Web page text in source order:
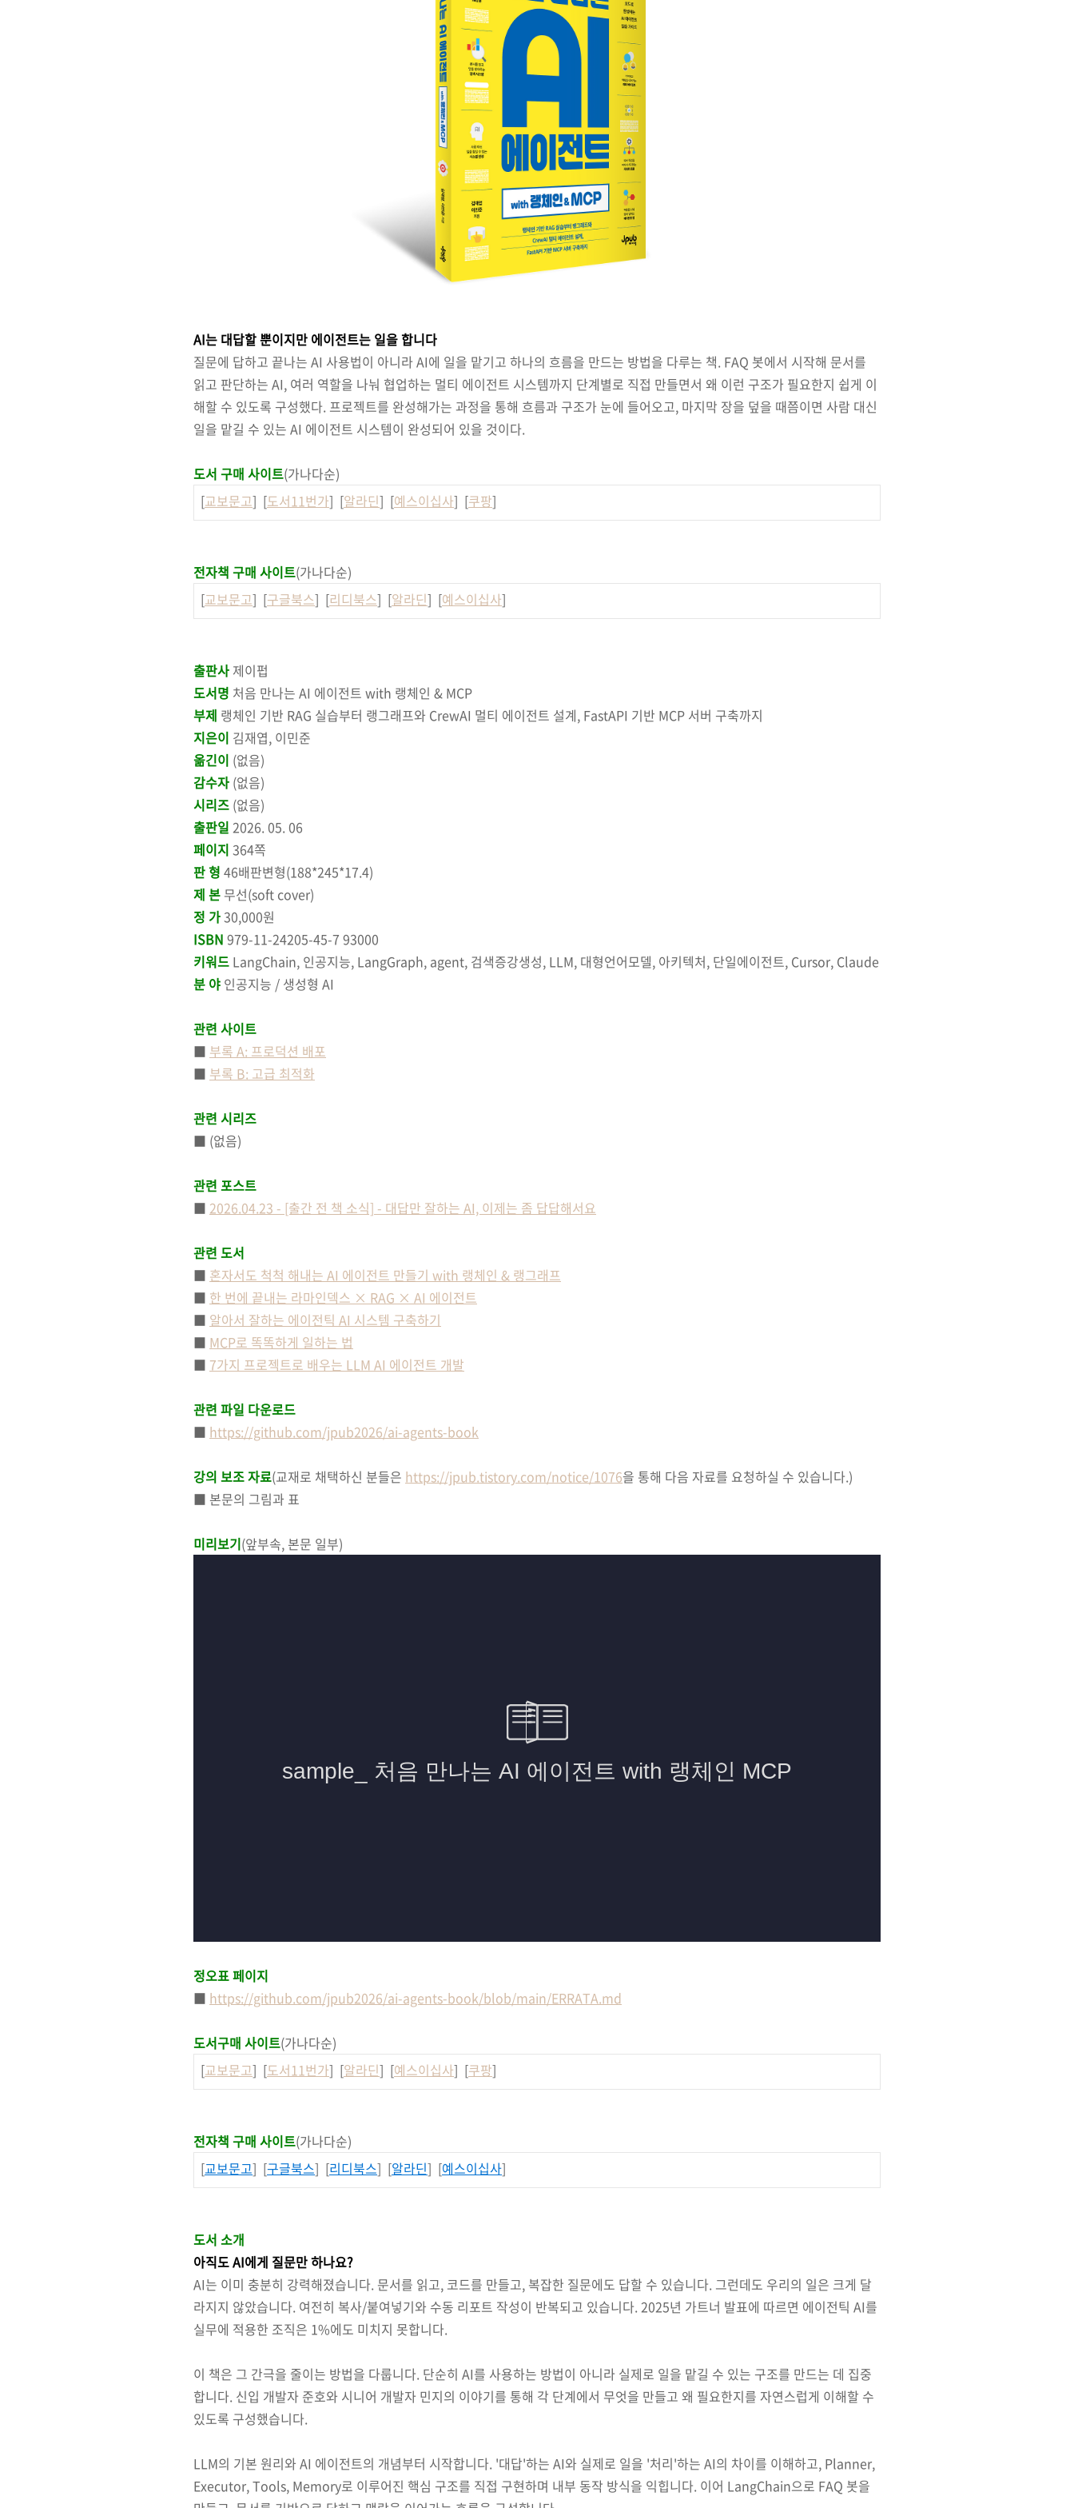
AI는 대답할 뿐이지만 에이전트는 일을 합니다
질문에 답하고 끝나는 AI 사용법이 아니라 AI에 일을 맡기고 하나의 흐름을 만드는 방법을 다루는 책. FAQ 봇에서 시작해 문서를
읽고 판단하는 AI, 여러 역할을 나눠 협업하는 멀티 에이전트 시스템까지 단계별로 직접 만들면서 왜 이런 구조가 필요한지 쉽게 이
해할 수 있도록 구성했다. 프로젝트를 완성해가는 과정을 통해 흐름과 구조가 눈에 들어오고, 마지막 장을 덮을 때쯤이면 사람 대신
일을 맡길 수 있는 AI 에이전트 시스템이 완성되어 있을 것이다.
도서 구매 사이트(가나다순)
[교보문고] [도서11번가] [알라딘] [예스이십사] [쿠팡]
전자책 구매 사이트(가나다순)
[교보문고] [구글북스] [리디북스] [알라딘] [예스이십사]
출판사 제이펍
도서명 처음 만나는 AI 에이전트 with 랭체인 & MCP
부제 랭체인 기반 RAG 실습부터 랭그래프와 CrewAI 멀티 에이전트 설계, FastAPI 기반 MCP 서버 구축까지
지은이 김재엽, 이민준
옮긴이 (없음)
감수자 (없음)
시리즈 (없음)
출판일 2026. 05. 06
페이지 364쪽
판 형 46배판변형(188*245*17.4)
제 본 무선(soft cover)
정 가30,000원
ISBN 979-11-24205-45-7 93000
키워드 LangChain, 인공지능, LangGraph, agent, 검색증강생성, LLM, 대형언어모델, 아키텍처, 단일에이전트, Cursor, Claude
분 야 인공지능 / 생성형 AI
관련 사이트
■ 부록 A: 프로덕션 배포
■ 부록 B: 고급 최적화
관련 시리즈
■ (없음)
관련 포스트
■ 2026.04.23 - [출간 전 책 소식] - 대답만 잘하는 AI, 이제는 좀 답답해서요
관련 도서
■ 혼자서도 척척 해내는 AI 에이전트 만들기 with 랭체인 & 랭그래프
■ 한 번에 끝내는 라마인덱스 × RAG × AI 에이전트
■ 알아서 잘하는 에이전틱 AI 시스템 구축하기
■ MCP로 똑똑하게 일하는 법
■ 7가지 프로젝트로 배우는 LLM AI 에이전트 개발
관련 파일 다운로드
■ https://github.com/jpub2026/ai-agents-book
강의 보조 자료(교재로 채택하신 분들은 https://jpub.tistory.com/notice/1076을 통해 다음 자료를 요청하실 수 있습니다.)
■ 본문의 그림과 표
미리보기(앞부속, 본문 일부)
정오표 페이지
■ https://github.com/jpub2026/ai-agents-book/blob/main/ERRATA.md
도서구매 사이트(가나다순)
[교보문고] [도서11번가] [알라딘] [예스이십사] [쿠팡]
전자책 구매 사이트(가나다순)
[교보문고] [구글북스] [리디북스] [알라딘] [예스이십사]
도서 소개
아직도 AI에게 질문만 하나요?
AI는 이미 충분히 강력해졌습니다. 문서를 읽고, 코드를 만들고, 복잡한 질문에도 답할 수 있습니다. 그런데도 우리의 일은 크게 달
라지지 않았습니다. 여전히 복사/붙여넣기와 수동 리포트 작성이 반복되고 있습니다. 2025년 가트너 발표에 따르면 에이전틱 AI를
실무에 적용한 조직은 1%에도 미치지 못합니다.
이 책은 그 간극을 줄이는 방법을 다룹니다. 단순히 AI를 사용하는 방법이 아니라 실제로 일을 맡길 수 있는 구조를 만드는 데 집중
합니다. 신입 개발자 준호와 시니어 개발자 민지의 이야기를 통해 각 단계에서 무엇을 만들고 왜 필요한지를 자연스럽게 이해할 수
있도록 구성했습니다.
LLM의 기본 원리와 AI 에이전트의 개념부터 시작합니다. '대답'하는 AI와 실제로 일을 '처리'하는 AI의 차이를 이해하고, Planner,
Executor, Tools, Memory로 이루어진 핵심 구조를 직접 구현하며 내부 동작 방식을 익힙니다. 이어 LangChain으로 FAQ 봇을